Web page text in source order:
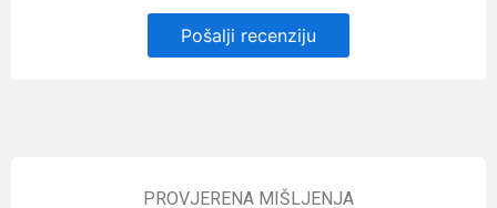
Pošalji recenziju
PROVJERENA MIŠLJENJA